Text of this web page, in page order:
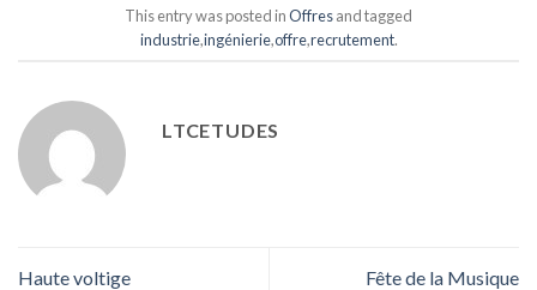
This entry was posted inOffresand tagged
industrie,ingénierie,offre,recrutement.
LTCETUDES
Haute voltige Fête de la Musique